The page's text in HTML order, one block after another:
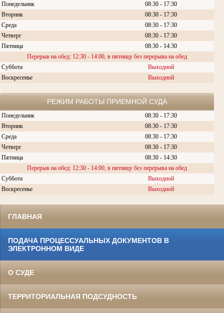
Понедельник
08:30 - 17:30
Вторник
08:30 - 17:30
Среда
08:30 - 17:30
Четверг
08:30 - 17:30
Пятница
08:30 - 14:30
Перерыв на обед: 12:30 - 14:00, в пятницу без перерыва на обед
Суббота
Выходной
Воскресенье
Выходной
РЕЖИМ РАБОТЫ ПРИЕМНОЙ СУДА
Понедельник
08:30 - 17:30
Вторник
08:30 - 17:30
Среда
08:30 - 17:30
Четверг
08:30 - 17:30
Пятница
08:30 - 14:30
Перерыв на обед: 12:30 - 14:00, в пятницу без перерыва на обед
Суббота
Выходной
Воскресенье
Выходной
ГЛАВНАЯ
ПОДАЧА ПРОЦЕССУАЛЬНЫХ ДОКУМЕНТОВ В
ЭЛЕКТРОННОМ ВИДЕ
О СУДЕ
ТЕРРИТОРИАЛЬНАЯ ПОДСУДНОСТЬ